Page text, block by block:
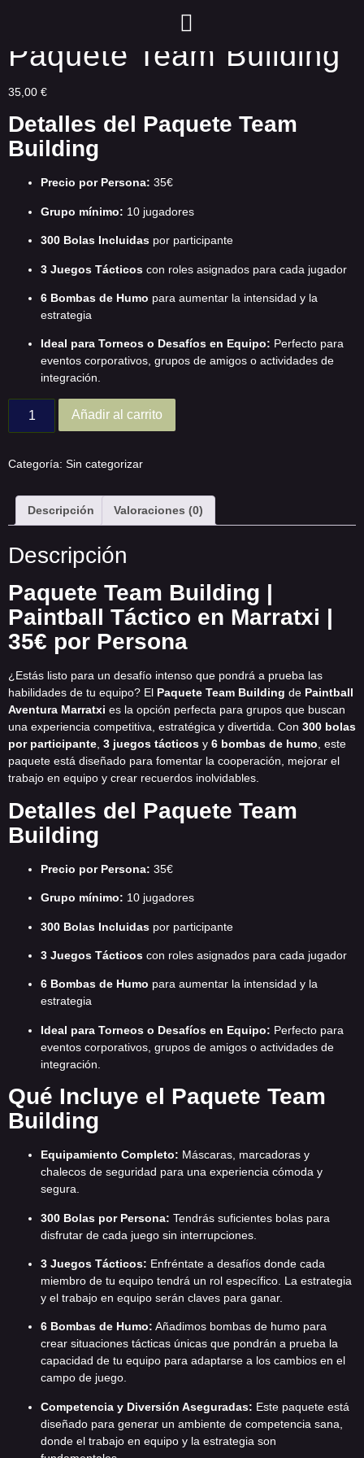
Paquete Team Building
35,00 €
Detalles del Paquete Team
Building
Precio por Persona: 35€
Grupo mínimo: 10 jugadores
300 Bolas Incluidas por participante
3 Juegos Tácticos con roles asignados para cada jugador
6 Bombas de Humo para aumentar la intensidad y la
estrategia
Ideal para Torneos o Desafíos en Equipo: Perfecto para
eventos corporativos, grupos de amigos o actividades de
integración.
Añadir al carrito
Categoría: Sin categorizar
Descripción Valoraciones (0)
Descripción
Paquete Team Building |
Paintball Táctico en Marratxi |
35€ por Persona
¿Estás listo para un desafío intenso que pondrá a prueba las
habilidades de tu equipo? El Paquete Team Building de Paintball
Aventura Marratxi es la opción perfecta para grupos que buscan
una experiencia competitiva, estratégica y divertida. Con 300 bolas
por participante, 3 juegos tácticos y 6 bombas de humo, este
paquete está diseñado para fomentar la cooperación, mejorar el
trabajo en equipo y crear recuerdos inolvidables.
Detalles del Paquete Team
Building
Precio por Persona: 35€
Grupo mínimo: 10 jugadores
300 Bolas Incluidas por participante
3 Juegos Tácticos con roles asignados para cada jugador
6 Bombas de Humo para aumentar la intensidad y la
estrategia
Ideal para Torneos o Desafíos en Equipo: Perfecto para
eventos corporativos, grupos de amigos o actividades de
integración.
Qué Incluye el Paquete Team
Building
Equipamiento Completo: Máscaras, marcadoras y
chalecos de seguridad para una experiencia cómoda y
segura.
300 Bolas por Persona: Tendrás suficientes bolas para
disfrutar de cada juego sin interrupciones.
3 Juegos Tácticos: Enfréntate a desafíos donde cada
miembro de tu equipo tendrá un rol específico. La estrategia
y el trabajo en equipo serán claves para ganar.
6 Bombas de Humo: Añadimos bombas de humo para
crear situaciones tácticas únicas que pondrán a prueba la
capacidad de tu equipo para adaptarse a los cambios en el
campo de juego.
Competencia y Diversión Aseguradas: Este paquete está
diseñado para generar un ambiente de competencia sana,
donde el trabajo en equipo y la estrategia son